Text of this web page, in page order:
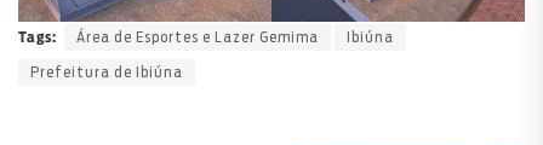
Tags: Área de Esportes e Lazer Gemima Ibiúna
Prefeitura de Ibiúna